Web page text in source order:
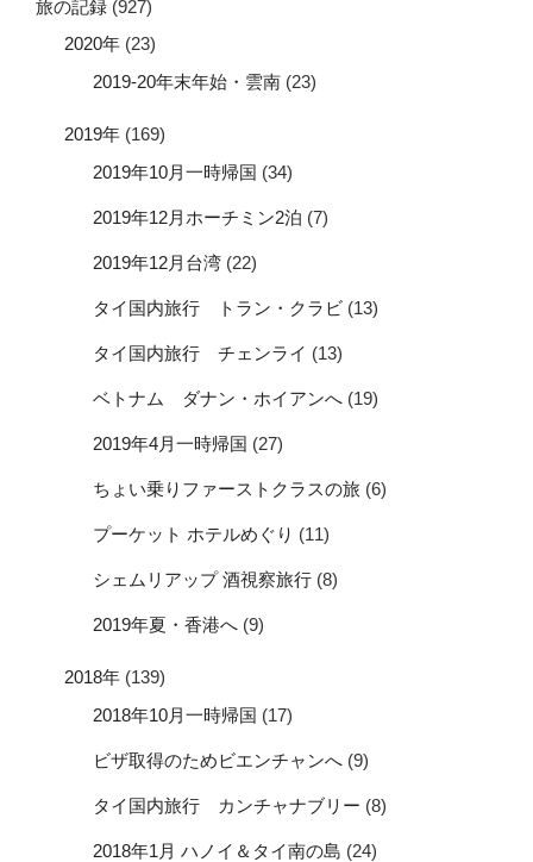
旅の記録 (927)
2020年 (23)
2019-20年末年始・雲南 (23)
2019年 (169)
2019年10月一時帰国 (34)
2019年12月ホーチミン2泊 (7)
2019年12月台湾 (22)
タイ国内旅行 トラン・クラビ (13)
タイ国内旅行 チェンライ (13)
ベトナム ダナン・ホイアンへ (19)
2019年4月一時帰国 (27)
ちょい乗りファーストクラスの旅 (6)
プーケット ホテルめぐり (11)
シェムリアップ 酒視察旅行 (8)
2019年夏・香港へ (9)
2018年 (139)
2018年10月一時帰国 (17)
ビザ取得のためビエンチャンへ (9)
タイ国内旅行 カンチャナブリー (8)
2018年1月 ハノイ＆タイ南の島 (24)